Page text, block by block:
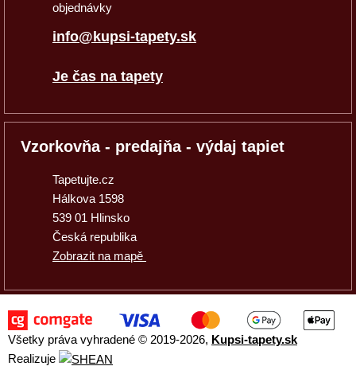
objednávky
info@kupsi-tapety.sk
Je čas na tapety
Vzorkovňa - predajňa - výdaj tapiet
Tapetujte.cz
Hálkova 1598
539 01 Hlinsko
Česká republika
Zobrazit na mapě
Všetky práva vyhradené © 2019-2026, Kupsi-tapety.sk
Realizuje